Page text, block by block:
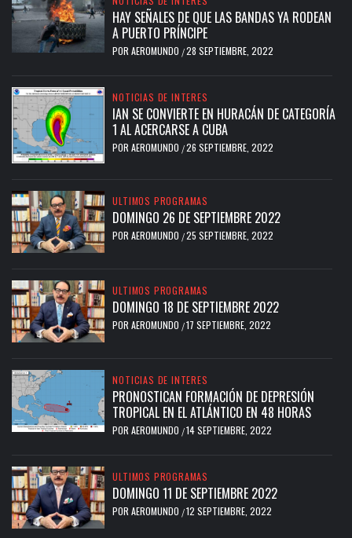
HAY SEÑALES DE QUE LAS BANDAS YA RODEAN
A PUERTO PRÍNCIPE
POR AEROMUNDO /28 SEPTIEMBRE, 2022
NOTICIAS DE INTERES
IAN SE CONVIERTE EN HURACÁN DE CATEGORÍA
1 AL ACERCARSE A CUBA
POR AEROMUNDO /26 SEPTIEMBRE, 2022
ULTIMOS PROGRAMAS
DOMINGO 26 DE SEPTIEMBRE 2022
POR AEROMUNDO /25 SEPTIEMBRE, 2022
ULTIMOS PROGRAMAS
DOMINGO 18 DE SEPTIEMBRE 2022
POR AEROMUNDO /17 SEPTIEMBRE, 2022
NOTICIAS DE INTERES
PRONOSTICAN FORMACIÓN DE DEPRESIÓN
TROPICAL EN EL ATLÁNTICO EN 48 HORAS
POR AEROMUNDO /14 SEPTIEMBRE, 2022
ULTIMOS PROGRAMAS
DOMINGO 11 DE SEPTIEMBRE 2022
POR AEROMUNDO /12 SEPTIEMBRE, 2022